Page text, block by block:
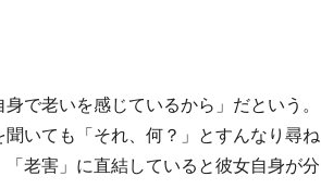
で老いを感じているから」だという。
いても「それ、何？」とすんなり尋ね
老害」に直結していると彼女自身が分